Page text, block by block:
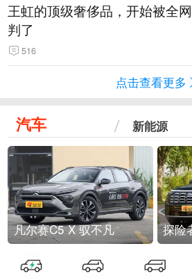
王虹的顶级奢侈品，开始被全
判了
516
点击查看更多
汽车 新能源
凡尔赛C5 X 驭不凡 探险